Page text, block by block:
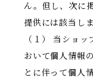
ん。但し、次に
提供には該当し
（１） 当ショ
おいて個人情報
とに伴って個人